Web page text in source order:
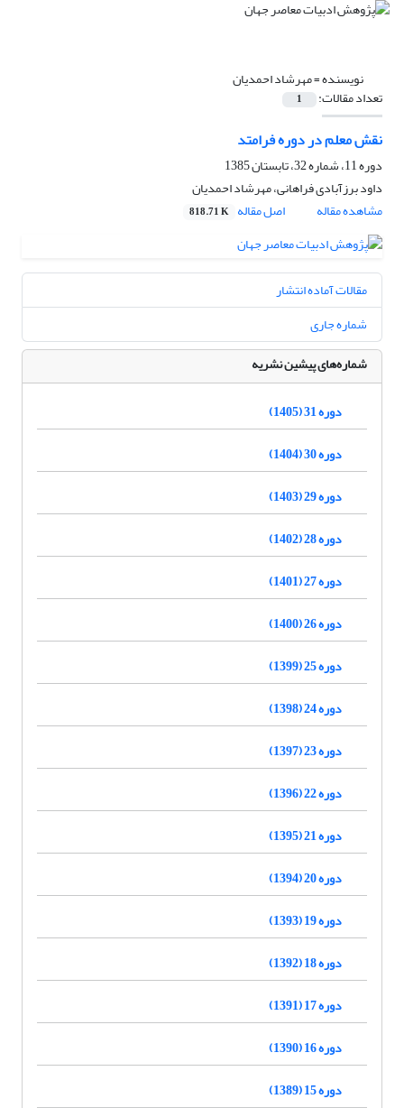
نویسنده =مهرشاد احمدیان
تعداد مقالات: 1
نقش معلم در دوره فرامتد
دوره 11، شماره 32، تابستان 1385
داود برزآبادی فراهانی، مهرشاد احمدیان
مشاهده مقاله
اصل مقاله 818.71 K
مقالات آماده انتشار
شماره جاری
شماره‌های پیشین نشریه
دوره 31 (1405)
دوره 30 (1404)
دوره 29 (1403)
دوره 28 (1402)
دوره 27 (1401)
دوره 26 (1400)
دوره 25 (1399)
دوره 24 (1398)
دوره 23 (1397)
دوره 22 (1396)
دوره 21 (1395)
دوره 20 (1394)
دوره 19 (1393)
دوره 18 (1392)
دوره 17 (1391)
دوره 16 (1390)
دوره 15 (1389)